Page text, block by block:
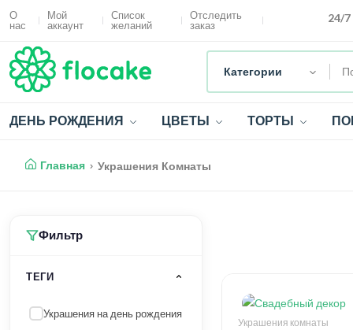
О
нас
Мой
аккаунт
Список
желаний
Отследить
заказ
24/
Категории
ДЕНЬ РОЖДЕНИЯ ЦВЕТЫ ТОРТЫ
Главная Украшения Комнаты
Украшения комнаты
Фильтр
ТЕГИ
Украшения на день рождения